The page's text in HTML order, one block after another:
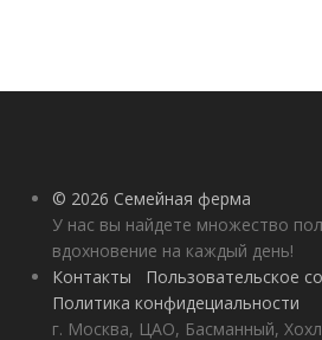
© 2026 Семейная ферма
У нас вы найдете множество
вдохновение на каждый день!
Контакты
Пользовательское
Политика конфидециальности
г. Москва, ЦАО, Басманный,